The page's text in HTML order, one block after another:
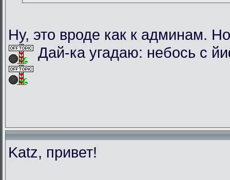
Ну, это вроде как к админам.
Дай-ка угадаю: небось с
Katz, привет!